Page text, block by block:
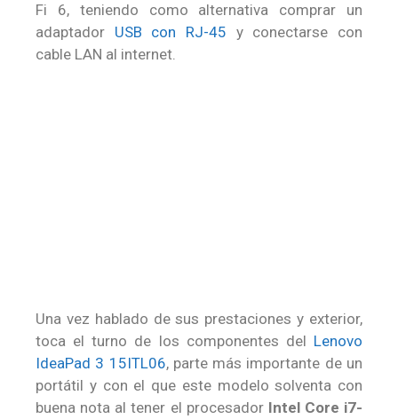
Fi 6, teniendo como alternativa comprar un
adaptador USB con RJ-45 y conectarse con
cable LAN al internet.
Una vez hablado de sus prestaciones y exterior,
toca el turno de los componentes del Lenovo
IdeaPad 3 15ITL06, parte más importante de un
portátil y con el que este modelo solventa con
buena nota al tener el procesador Intel Core i7-